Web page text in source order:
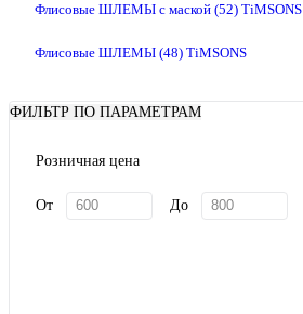
Флисовые ШЛЕМЫ с маской (52) TiMSONS
Флисовые ШЛЕМЫ (48) TiMSONS
ФИЛЬТР ПО ПАРАМЕТРАМ
Розничная цена
От До